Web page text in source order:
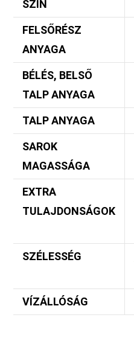
SZÍN
FELSŐRÉSZ
ANYAGA
BÉLÉS, BELSŐ
TALP ANYAGA
TALP ANYAGA
SAROK
MAGASSÁGA
EXTRA
TULAJDONSÁGOK
SZÉLESSÉG
VÍZÁLLÓSÁG